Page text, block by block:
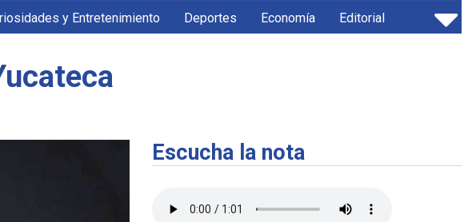
y Entretenimiento Deportes Economía Editorial
Escucha la nota